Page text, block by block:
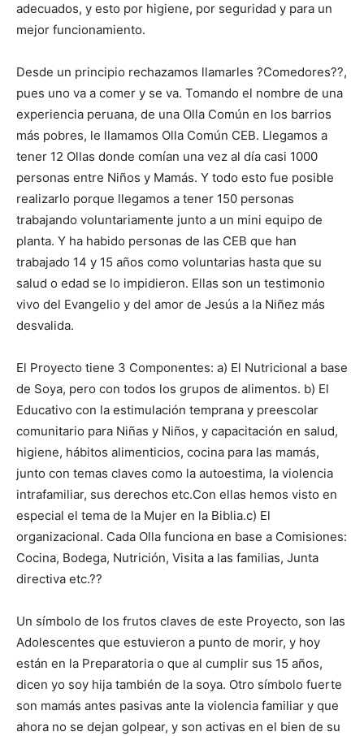
adecuados, y esto por higiene, por seguridad y para un
mejor funcionamiento.
Desde un principio rechazamos llamarles ?Comedores??,
pues uno va a comer y se va. Tomando el nombre de una
experiencia peruana, de una Olla Común en los barrios
más pobres, le llamamos Olla Común CEB. Llegamos a
tener 12 Ollas donde comían una vez al día casi 1000
personas entre Niños y Mamás. Y todo esto fue posible
realizarlo porque llegamos a tener 150 personas
trabajando voluntariamente junto a un mini equipo de
planta. Y ha habido personas de las CEB que han
trabajado 14 y 15 años como voluntarias hasta que su
salud o edad se lo impidieron. Ellas son un testimonio
vivo del Evangelio y del amor de Jesús a la Niñez más
desvalida.
El Proyecto tiene 3 Componentes: a) El Nutricional a base
de Soya, pero con todos los grupos de alimentos. b) El
Educativo con la estimulación temprana y preescolar
comunitario para Niñas y Niños, y capacitación en salud,
higiene, hábitos alimenticios, cocina para las mamás,
junto con temas claves como la autoestima, la violencia
intrafamiliar, sus derechos etc.Con ellas hemos visto en
especial el tema de la Mujer en la Biblia.c) El
organizacional. Cada Olla funciona en base a Comisiones:
Cocina, Bodega, Nutrición, Visita a las familias, Junta
directiva etc.??
Un símbolo de los frutos claves de este Proyecto, son las
Adolescentes que estuvieron a punto de morir, y hoy
están en la Preparatoria o que al cumplir sus 15 años,
dicen yo soy hija también de la soya. Otro símbolo fuerte
son mamás antes pasivas ante la violencia familiar y que
ahora no se dejan golpear, y son activas en el bien de su